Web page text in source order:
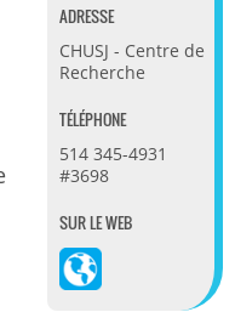
ADRESSE
CHUSJ - Centre de
Recherche
TÉLÉPHONE
514 345-4931
#3698
SUR LE WEB